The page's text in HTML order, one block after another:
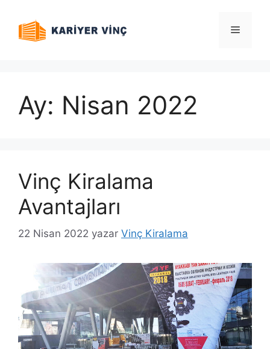
Menü
Ay: Nisan 2022
Vinç Kiralama
Avantajları
22 Nisan 2022 yazar Vinç Kiralama